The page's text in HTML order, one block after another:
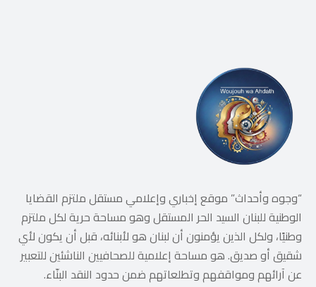
“وجوه وأحداث” موقع إخباري وإعلامي مستقل ملتزم القضايا
الوطنية للبنان السيد الحر المستقل وهو مساحة حرية لكل ملتزم
وطنيًا، ولكل الذين يؤمنون أن لبنان هو لأبنائه، قبل أن يكون لأي
شقيق أو صديق. هو مساحة إعلامية للصحافيين الناشئين للتعبير
عن آرائهم ومواقفهم وتطلعاتهم ضمن حدود النقد البنّاء.